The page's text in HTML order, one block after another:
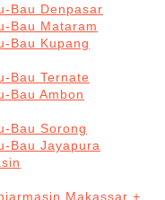
Bau Denpasar
Bau Mataram
Bau Kupang
Bau Ternate
Bau Ambon
Bau Sorong
Bau Jayapura
Makassar +